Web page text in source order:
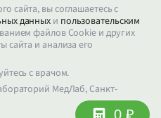
0 ₽
сайта, вы соглашаетесь с
данных и пользовательским
файлов Cookie и других
сайта и анализа его
с врачом.
МедЛаб, Санкт-